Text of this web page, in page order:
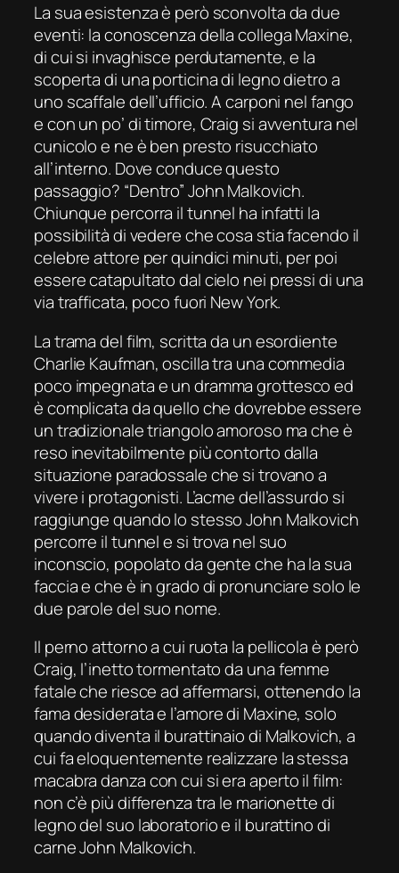
La sua esistenza è però sconvolta da due
eventi: la conoscenza della collega Maxine,
di cui si invaghisce perdutamente, e la
scoperta di una porticina di legno dietro a
uno scaffale dell’ufficio. A carponi nel fango
e con un po’ di timore, Craig si avventura nel
cunicolo e ne è ben presto risucchiato
all’interno. Dove conduce questo
passaggio? “Dentro” John Malkovich.
Chiunque percorra il tunnel ha infatti la
possibilità di vedere che cosa stia facendo il
celebre attore per quindici minuti, per poi
essere catapultato dal cielo nei pressi di una
via trafficata, poco fuori New York.
La trama del film, scritta da un esordiente
Charlie Kaufman, oscilla tra una commedia
poco impegnata e un dramma grottesco ed
è complicata da quello che dovrebbe essere
un tradizionale triangolo amoroso ma che è
reso inevitabilmente più contorto dalla
situazione paradossale che si trovano a
vivere i protagonisti. L’acme dell’assurdo si
raggiunge quando lo stesso John Malkovich
percorre il tunnel e si trova nel suo
inconscio, popolato da gente che ha la sua
faccia e che è in grado di pronunciare solo le
due parole del suo nome.
Il perno attorno a cui ruota la pellicola è però
Craig, l’inetto tormentato da unafemme
fataleche riesce ad affermarsi, ottenendo la
fama desiderata e l’amore di Maxine, solo
quando diventa il burattinaio di Malkovich, a
cui fa eloquentemente realizzare la stessa
macabra danza con cui si era aperto il film:
non c’è più differenza tra le marionette di
legno del suo laboratorio e il burattino di
carne John Malkovich.